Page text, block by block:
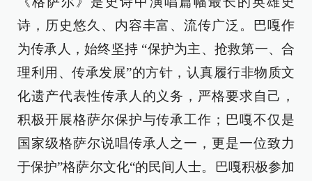
诗，历史悠久、内容丰富、流传广泛。巴嘎作
为传承人，始终坚持 “保护为主、抢救第一、合
理利用、传承发展”的方针，认真履行非物质文
化遗产代表性传承人的义务，严格要求自己，
积极开展格萨尔保护与传承工作；巴嘎不仅是
国家级格萨尔说唱传承人之一，更是一位致力
于保护”格萨尔文化“的民间人士。巴嘎积极参加